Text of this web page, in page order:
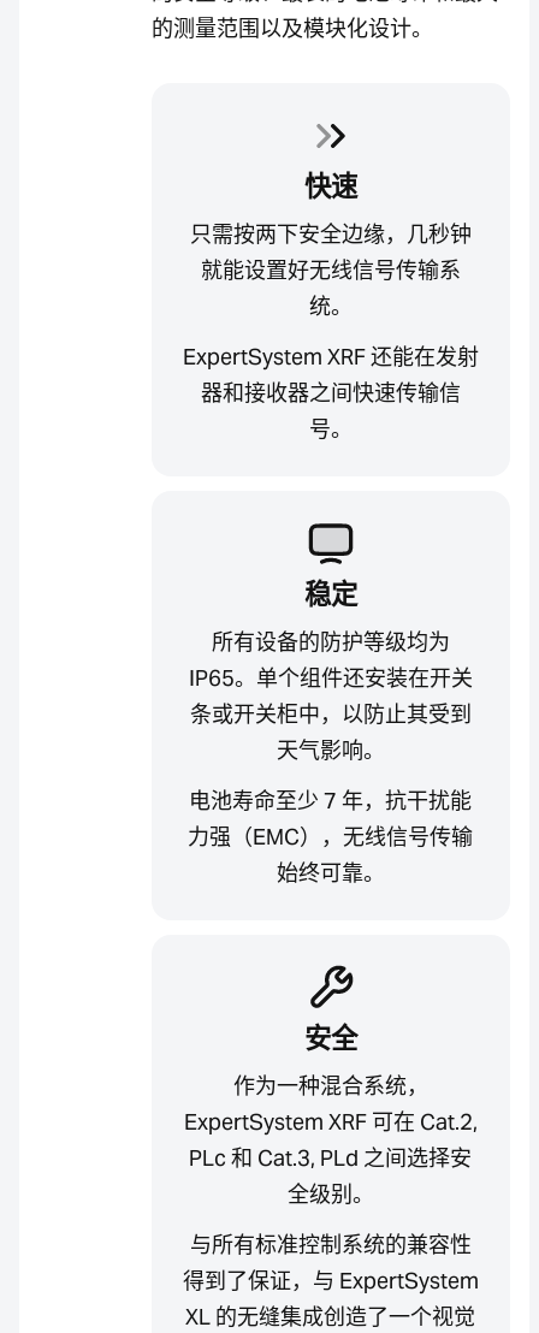
的测量范围以及模块化设计。
快速
只需按两下安全边缘，几秒钟
就能设置好无线信号传输系
统。
ExpertSystem XRF 还能在发射
器和接收器之间快速传输信
号。
稳定
所有设备的防护等级均为
IP65。单个组件还安装在开关
条或开关柜中，以防止其受到
天气影响。
电池寿命至少 7 年，抗干扰能
力强（EMC），无线信号传输
始终可靠。
安全
作为一种混合系统，
ExpertSystem XRF 可在 Cat.2,
PLc 和 Cat.3, PLd 之间选择安
全级别。
与所有标准控制系统的兼容性
得到了保证，与 ExpertSystem
XL 的无缝集成创造了一个视觉